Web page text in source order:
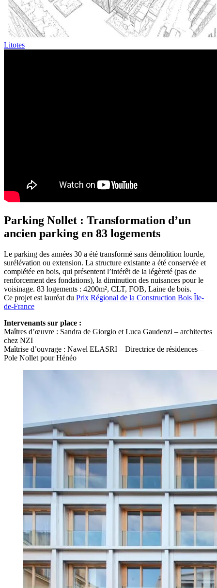
Litotes
Parking Nollet : Transformation d’un
ancien parking en 83 logements
Le parking des années 30 a été transformé sans démolition lourde,
surélévation ou extension. La structure existante a été conservée et
complétée en bois, qui présentent l’intérêt de la légèreté (pas de
renforcement des fondations), la diminution des nuisances pour le
voisinage. 83 logements : 4200m², CLT, FOB, Laine de bois.
Ce projet est lauréat du Prix Régional de la Construction Bois Île-
de-France
Intervenants sur place :
Maîtres d’œuvre : Sandra de Giorgio et Luca Gaudenzi – architectes
chez NZI
Maîtrise d’ouvrage : Nawel ELASRI – Directrice de résidences –
Pole Nollet pour Hénéo